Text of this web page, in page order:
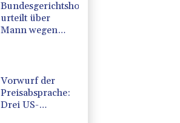
Bundesgerichtshof
urteilt über
Mann wegen
Vorwurf der
Preisabsprache:
Drei US-